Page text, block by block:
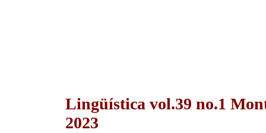
Lingüística vol.39 no.1
2023